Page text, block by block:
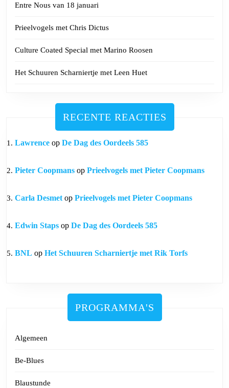
Entre Nous van 18 januari
Prieelvogels met Chris Dictus
Culture Coated Special met Marino Roosen
Het Schuuren Scharniertje met Leen Huet
RECENTE REACTIES
Lawrence op De Dag des Oordeels 585
Pieter Coopmans op Prieelvogels met Pieter Coopmans
Carla Desmet op Prieelvogels met Pieter Coopmans
Edwin Staps op De Dag des Oordeels 585
BNL op Het Schuuren Scharniertje met Rik Torfs
PROGRAMMA'S
Algemeen
Be-Blues
Blaustunde